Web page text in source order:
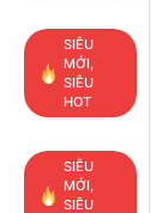
SIÊU
MỚI,
SIÊU
HOT
SIÊU
MỚI,
SIÊU